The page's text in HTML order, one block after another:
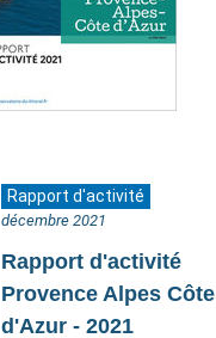
Rapport d'activité
décembre 2021
Rapport d'activité
Provence Alpes Côte
d'Azur - 2021